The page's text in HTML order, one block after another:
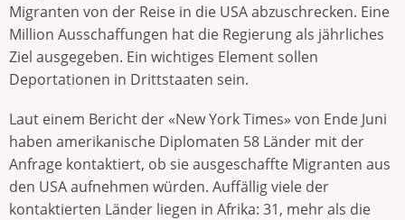
Migranten von der Reise in die USA abzuschrecken. Eine
Million Ausschaffungen hat die Regierung als jährliches
Ziel ausgegeben. Ein wichtiges Element sollen
Deportationen in Drittstaaten sein.
Laut einem Bericht der «New York Times» von Ende Juni
haben amerikanische Diplomaten 58 Länder mit der
Anfrage kontaktiert, ob sie ausgeschaffte Migranten aus
den USA aufnehmen würden. Auffällig viele der
kontaktierten Länder liegen in Afrika: 31, mehr als die